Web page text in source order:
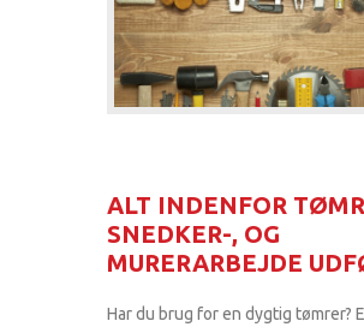
ALT INDENFOR
SNEDKER-, OG
MURERARBEJDE
Har du brug for en dygtig tømrer?